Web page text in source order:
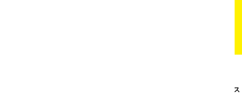
。ガソリンス